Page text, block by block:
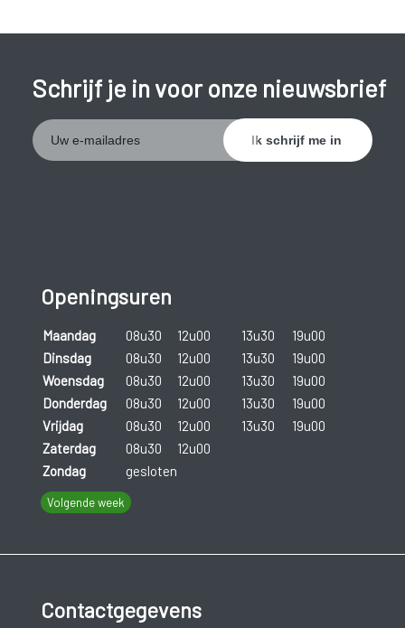
Schrijf je in voor onze nieuwsbrief
Openingsuren
Maandag 08u30 12u00 13u30
19u00
Dinsdag
08u30 12u00 13u30
19u00
Woensdag
08u30 12u00 13u30
19u00
Donderdag
08u30 12u00 13u30
19u00
Vrijdag
08u30 12u00 13u30
19u00
Zaterdag
08u30
12u00
Zondag
gesloten
Volgende week
Contactgegevens